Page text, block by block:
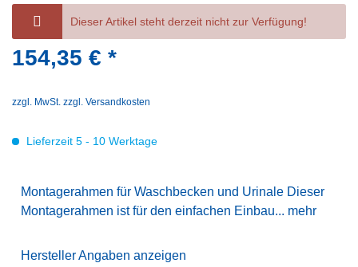
Dieser Artikel steht derzeit nicht zur Verfügung!
154,35 € *
zzgl. MwSt. zzgl. Versandkosten
Lieferzeit 5 - 10 Werktage
Montagerahmen für Waschbecken und Urinale Dieser
Montagerahmen ist für den einfachen Einbau... mehr
Hersteller Angaben anzeigen